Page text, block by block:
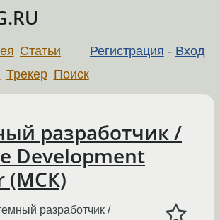
Регистрация - Вход
Статьи
Трекер Поиск
разработчик /
Development
(МСК)
разработчик /